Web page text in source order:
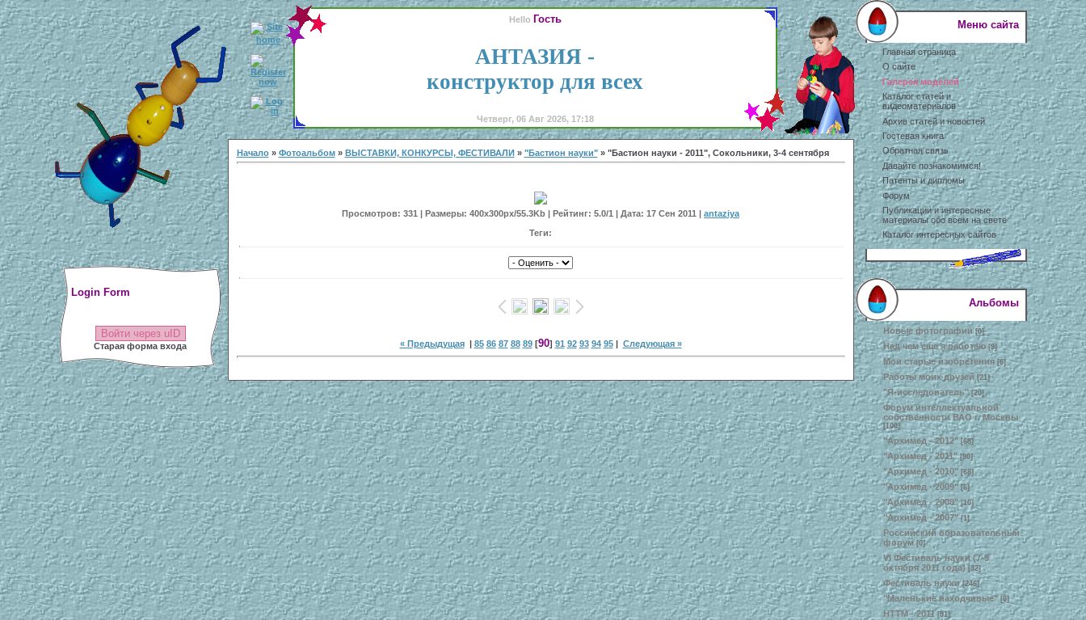
Login Form
Войти через uID
Старая форма входа
Hello Гость
АНТАЗИЯ -
конструктор для всех
Четверг, 06 Авг 2026, 17:18
Начало» Фотоальбом» ВЫСТАВКИ, КОНКУРСЫ, ФЕСТИВАЛИ» "Бастион науки"» "Бастион науки - 2011", Сокольники, 3-4 сентября
Просмотров: 331 | Размеры: 400x300px/55.3Kb | Рейтинг: 5.0/1 | Дата: 17 Сен 2011 | antaziya
Теги:
« Предыдущая| 85 86 87 88 89[90] 91 92 93 94 95| Следующая »
Меню сайта
Главная страница
О сайте
Галерея моделей
Каталог статей и
видеоматериалов
Архив статей и новостей
Гостевая книга
Обратная связь
Давайте познакомимся!
Патенты и дипломы
Форум
Публикации и интересные
материалы обо всем на свете
Каталог интересных сайтов
Альбомы
Новые фотографии [0]
Над чем еще я работаю [9]
Мои старые изобретения [6]
Работы моих друзей [21]
"Я-исследователь" [20]
Форум интеллектуальной
собственности ВАО г. Москвы
[100]
"Архимед - 2012" [68]
"Архимед - 2011" [90]
"Архимед - 2010" [68]
"Архимед - 2009" [6]
"Архимед - 2008" [10]
"Архимед - 2007" [1]
Российский образовательный
форум [0]
VI Фестиваль науки (7-9
октября 2011 года) [32]
Фестиваль науки [246]
"Маленькие находчивые" [0]
НТТМ - 2011 [91]